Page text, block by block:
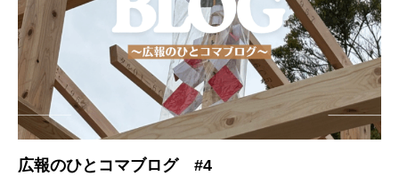
広報のひとコマブログ #4